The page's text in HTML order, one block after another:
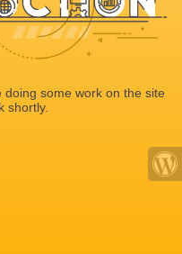
some work on the site
shortly.